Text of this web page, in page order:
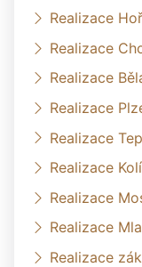
Realizace
Realizace
Realizace
Realizace
Realizace
Realizace
Realizace
Realizace
Realizace